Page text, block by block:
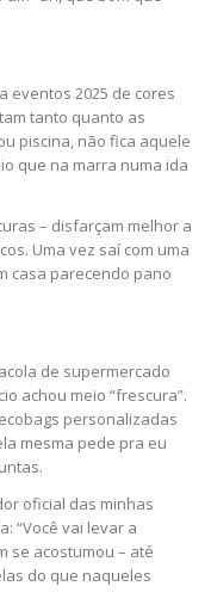
eventos 2025 de cores
tanto quanto as
piscina, não fica aquele
que na marra numa ida
– disfarçam melhor a
Uma vez saí com uma
casa parecendo pano
de supermercado
achou meio “frescura”.
personalizadas
mesma pede pra eu
oficial das minhas
“Você vai levar a
se acostumou – até
do que naqueles